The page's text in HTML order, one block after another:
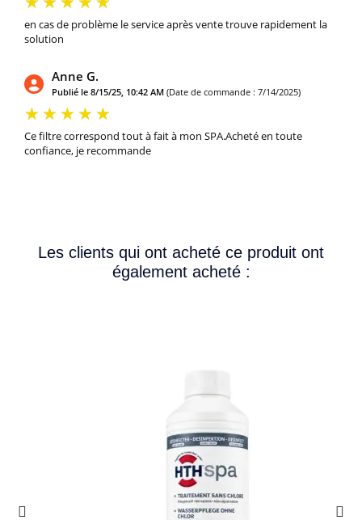
en cas de problème le service après vente trouve rapidement la
solution
Anne G.
Publié le 8/15/25, 10:42 AM (Date de commande : 7/14/2025)
Ce filtre correspond tout à fait à mon SPA.Acheté en toute
confiance, je recommande
Les clients qui ont acheté ce produit ont
également acheté :